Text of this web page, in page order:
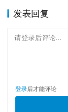
发表回复
请登录后评论...
登录后才能评论